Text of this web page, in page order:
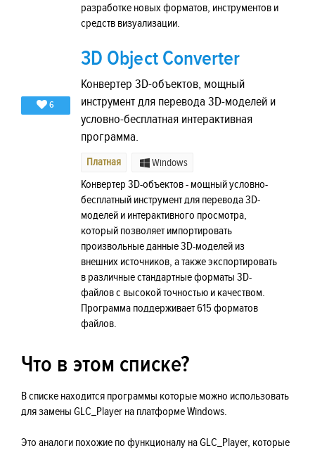
разработке новых форматов, инструментов и
средств визуализации.
6
3D Object Converter
Конвертер 3D-объектов, мощный
инструмент для перевода 3D-моделей и
условно-бесплатная интерактивная
программа.
Платная Windows
Конвертер 3D-объектов - мощный условно-
бесплатный инструмент для перевода 3D-
моделей и интерактивного просмотра,
который позволяет импортировать
произвольные данные 3D-моделей из
внешних источников, а также экспортировать
в различные стандартные форматы 3D-
файлов с высокой точностью и качеством.
Программа поддерживает 615 форматов
файлов.
Что в этом списке?
В списке находится программы которые можно использовать
для замены GLC_Player на платформе Windows.
Это аналоги похожие по функционалу на GLC_Player, которые